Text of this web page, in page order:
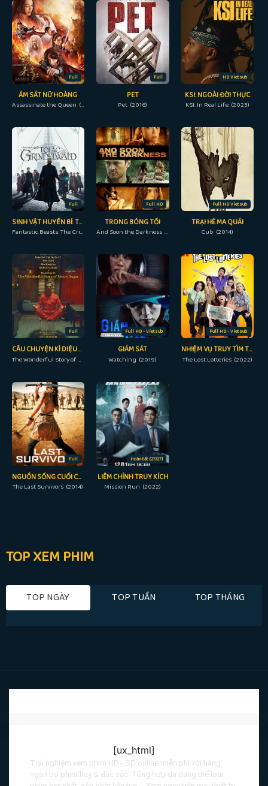
Full
ÁM SÁT NỮ HOÀNG
Assassinate the Queen (2019)
Full
PET
Pet (2016)
HD Vietsub
KSI: NGOÀI ĐỜI THỰC
KSI: In Real Life (2023)
Full
SINH VẬT HUYỀN BÍ: TỘI ÁC CỦA GRINDELWALD
Fantastic Beasts: The Crimes of Grindelwald (2018)
Full HD
TRONG BÓNG TỐI
And Soon the Darkness (2010)
Full HD Vietsub
TRẠI HÈ MA QUÁI
Cub (2014)
Full
CÂU CHUYỆN KÌ DIỆU VỀ HENRY SUGAR
The Wonderful Story of Henry Sugar (2023)
Full HD - Vietsub
GIÁM SÁT
Watching (2019)
Full HD - Vietsub
NHIỆM VỤ TRUY TÌM TỜ VÉ SỐ
The Lost Lotteries (2022)
Full
NGUỒN SỐNG CUỐI CÙNG
The Last Survivors (2014)
Hoàn tất (27/27)
LIÊM CHÍNH TRUY KÍCH
Mission Run (2022)
TOP XEM PHIM
TOP NGÀY TOP TUẦN TOP THÁNG